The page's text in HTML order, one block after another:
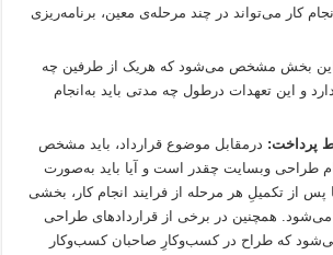
کار می‌تواند در چند مرحله‌ی معین، برنامه‌ریزی
بخش مشخص می‌شود که هریک از طرفین چه
و این تعهدات درطول چه مدتی باید به‌انجام
پرداخت: درمقابل موضوع قرارداد، باید مشخص
طراحی وبسایت چقدر است و آیا باید به‌صورت
پس از تکمیلِ هر مرحله از فرایند انجام کار، بخشی
می‌شود. همچنین در برخی از قراردادهای طراحی
که طراح در کسب‌وکارِ صاحبان کسب‌وکار